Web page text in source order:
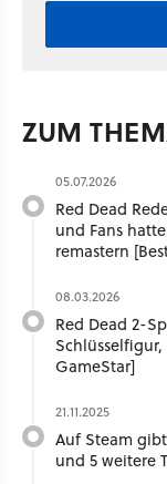
ZUM
05.07.2026
Red Dead
und Fans
remastern
08.03.2026
Red Dead 2-
GameStar]
21.11.2025
Auf Steam
und 5 weitere